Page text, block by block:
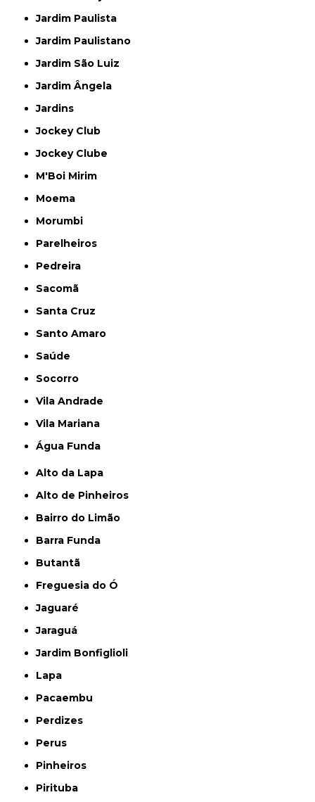
Jardim Paulista
Jardim Paulistano
Jardim São Luiz
Jardim Ângela
Jardins
Jockey Club
Jockey Clube
M'Boi Mirim
Moema
Morumbi
Parelheiros
Pedreira
Sacomã
Santa Cruz
Santo Amaro
Saúde
Socorro
Vila Andrade
Vila Mariana
Água Funda
Alto da Lapa
Alto de Pinheiros
Bairro do Limão
Barra Funda
Butantã
Freguesia do Ó
Jaguaré
Jaraguá
Jardim Bonfiglioli
Lapa
Pacaembu
Perdizes
Perus
Pinheiros
Pirituba